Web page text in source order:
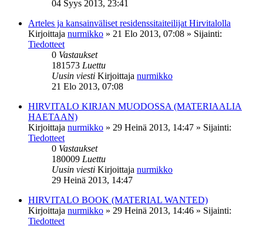
04 Syys 2013, 23:41
Arteles ja kansainväliset residenssitaiteilijat Hirvitalolla
Kirjoittaja nurmikko » 21 Elo 2013, 07:08 » Sijainti:
Tiedotteet
0 Vastaukset
181573 Luettu
Uusin viesti Kirjoittaja nurmikko
21 Elo 2013, 07:08
HIRVITALO KIRJAN MUODOSSA (MATERIAALIA
HAETAAN)
Kirjoittaja nurmikko » 29 Heinä 2013, 14:47 » Sijainti:
Tiedotteet
0 Vastaukset
180009 Luettu
Uusin viesti Kirjoittaja nurmikko
29 Heinä 2013, 14:47
HIRVITALO BOOK (MATERIAL WANTED)
Kirjoittaja nurmikko » 29 Heinä 2013, 14:46 » Sijainti:
Tiedotteet